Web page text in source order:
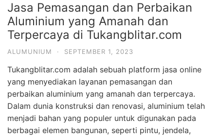
Jasa Pemasangan dan Perbaikan
Aluminium yang Amanah dan
Terpercaya di Tukangblitar.com
ALUMUNIUM · SEPTEMBER 1, 2023
Tukangblitar.com adalah sebuah platform jasa online
yang menyediakan layanan pemasangan dan
perbaikan aluminium yang amanah dan terpercaya.
Dalam dunia konstruksi dan renovasi, aluminium telah
menjadi bahan yang populer untuk digunakan pada
berbagai elemen bangunan, seperti pintu, jendela,